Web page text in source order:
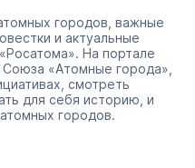
городов, важные
и актуальные
На портале
«Атомные города»,
смотреть
для себя историю, и
городов.